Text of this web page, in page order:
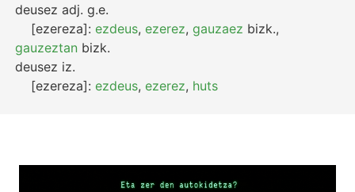
deusez adj. g.e.
[ezereza]:ezdeus,ezerez,gauzaez bizk.,
gauzeztan bizk.
deusez iz.
[ezereza]:ezdeus,ezerez, huts